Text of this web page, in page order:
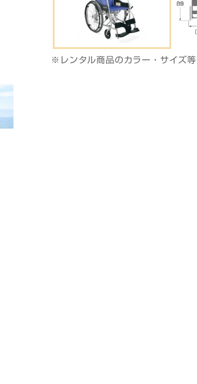
※レンタル商品のカラー・サイズ